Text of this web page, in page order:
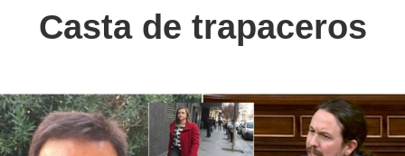
Casta de trapaceros